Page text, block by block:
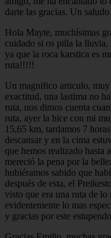
darte las gracias. Un
Hola Mayte, muchísimas
cuidado si os pilla la lluvia,
ya que la roca karstica es
ruta!!!!!
Un magnifico articulo,
exactitud, una lastima no
ruta, nos dimos cuenta
ruta, ayer la hice con mi
15,65 km, tardamos 7
descansar y en la cima
que hemos realizado hasta
mereció la pena por la
hubiéramos sabido que
después de esta, el
visto que era una ruta de lo
evidentemente lo mas
y gracias por este